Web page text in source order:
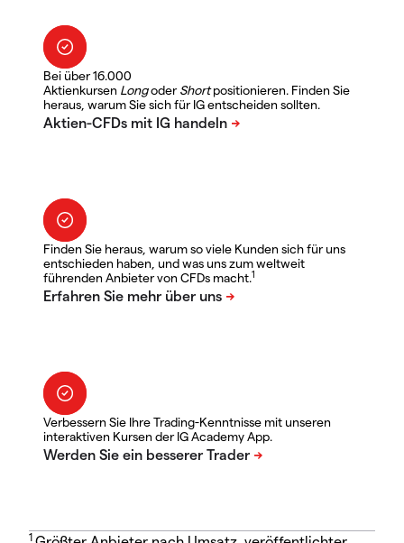
Bei über 16.000
Aktienkursen LongoderShortpositionieren. Finden Sie
heraus, warum Sie sich für IG entscheiden sollten.
Finden Sie heraus, warum so viele Kunden sich für uns
entschieden haben, und was uns zum weltweit
führenden Anbieter von CFDs macht.1
Verbessern Sie Ihre Trading-Kenntnisse mit unseren
interaktiven Kursen der IG Academy App.
1